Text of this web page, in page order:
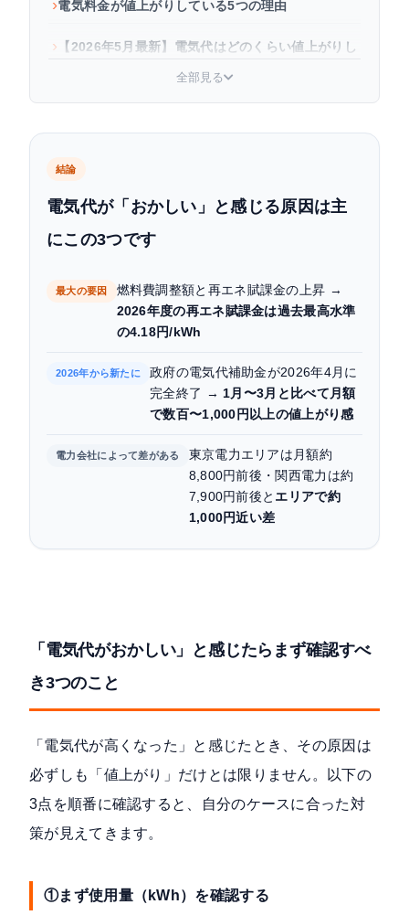
電気料金が値上がりしている5つの理由
【2026年5月最新】電気代はどのくらい値上がりし
電気代の値上げはいつから？2026年の推移と今後
電気代の値上げに今すぐできる対策
よくある質問（FAQ）
まとめ
全部見る
結論
電気代が「おかしい」と感じる原因は主
にこの3つです
最大の要因
燃料費調整額と再エネ賦課金の上昇 →
2026年度の再エネ賦課金は過去最高水準
の4.18円/kWh
2026年から新たに
政府の電気代補助金が2026年4月に
完全終了 →1月〜3月と比べて月額
で数百〜1,000円以上の値上がり感
電力会社によって差がある
東京電力エリアは月額約
8,800円前後・関西電力は約
7,900円前後と エリアで約
1,000円近い差
「電気代がおかしい」と感じたらまず確認すべ
き3つのこと
「電気代が高くなった」と感じたとき、その原因は
必ずしも「値上がり」だけとは限りません。以下の
3点を順番に確認すると、自分のケースに合った対
策が見えてきます。
①まず使用量（kWh）を確認する